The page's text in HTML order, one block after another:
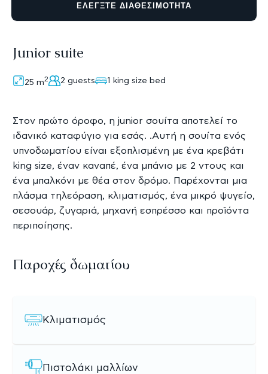
ΕΛΈΓΞΤΕ ΔΙΑΘΕΣΙΜΌΤΗΤΑ
Junior suite
25 m2 2 guests 1 king size bed
Στον πρώτο όροφο, η junior σουίτα αποτελεί το
ιδανικό καταφύγιο για εσάς. .Αυτή η σουίτα ενός
υπνοδωματίου είναι εξοπλισμένη με ένα κρεβάτι
king size, έναν καναπέ, ένα μπάνιο με 2 ντους και
ένα μπαλκόνι με θέα στον δρόμο. Παρέχονται μια
πλάσμα τηλεόραση, κλιματισμός, ένα μικρό ψυγείο,
σεσουάρ, ζυγαριά, μηχανή εσπρέσσο και προϊόντα
περιποίησης.
Παροχές δωματίου
Κλιματισμός
Πιστολάκι μαλλίων